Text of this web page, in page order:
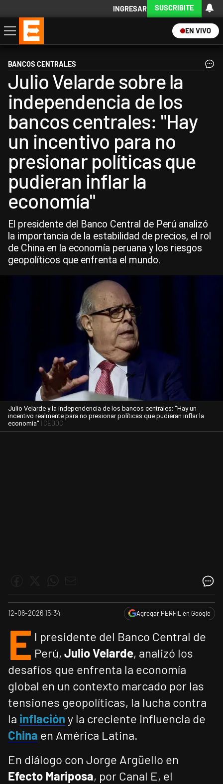
INGRESAR SUSCRIBITE
EN VIVO
Economía
Política
Internacional
Actualidad
Descargá la App
BANCOS CENTRALES
Julio Velarde sobre la
independencia de los
bancos centrales: "Hay
un incentivo para no
presionar políticas que
pudieran inflar la
economía"
El presidente del Banco Central de Perú analizó
la importancia de la estabilidad de precios, el rol
de China en la economía peruana y los riesgos
geopolíticos que enfrenta el mundo.
Julio Velarde y la independencia de los bancos centrales: "Hay un
incentivo realmente para no presionar políticas que pudieran inflar la
economía" | CEDOC
12-06-2026 15:34 Agregar PERFIL en Google
E l presidente del Banco Central de
Perú, Julio Velarde, analizó los
desafíos que enfrenta la economía
global en un contexto marcado por las
tensiones geopolíticas, la lucha contra
la inflación y la creciente influencia de
China en América Latina.
En diálogo con Jorge Argüello en
Efecto Mariposa, por Canal E, el